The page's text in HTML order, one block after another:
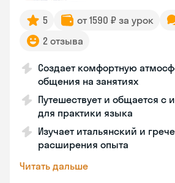
5 от 1590 ₽ за урок
2 отзыва
Создает комфортную
общения на занятиях
Путешествует и общается с
для практики языка
Изучает итальянский и
расширения опыта
Читать дальше